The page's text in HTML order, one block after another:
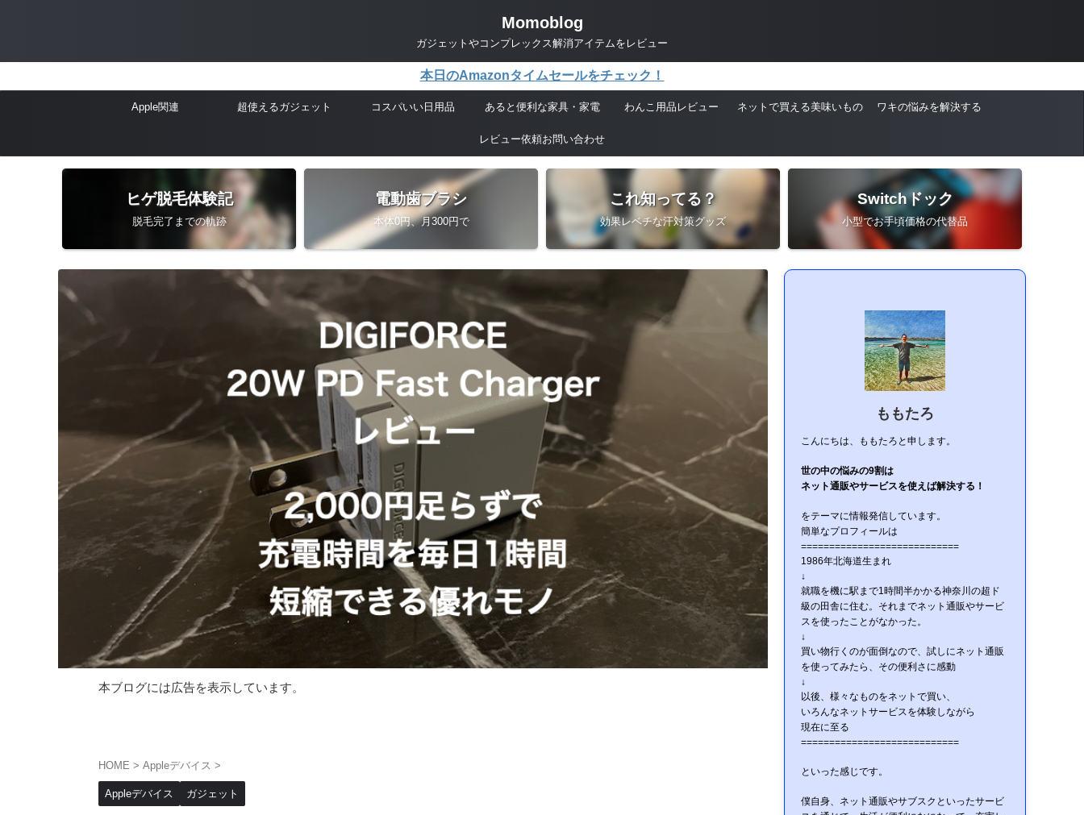
Momoblog
ガジェットやコンプレックス解消アイテムをレビュー
本日のAmazonタイムセールをチェック！
Apple関連 超使えるガジェット コスパいい日用品 あると便利な家具・家電 わんこ用品レビュー ネットで買える美味いもの ワキの悩みを解決する
レビュー依頼お問い合わせ
ヒゲ脱毛体験記
脱毛完了までの軌跡
電動歯ブラシ
本体0円、月300円で
これ知ってる？
効果レベチな汗対策グッズ
Switchドック
小型でお手頃価格の代替品
本ブログには広告を表示しています。
HOME > Appleデバイス >
Appleデバイス ガジェット
ももたろ
こんにちは、ももたろと申します。
世の中の悩みの9割は
ネット通販やサービスを使えば解決する！
をテーマに情報発信しています。
簡単なプロフィールは
============================
1986年北海道生まれ
↓
就職を機に駅まで1時間半かかる神奈川の超ド
級の田舎に住む。それまでネット通販やサービ
スを使ったことがなかった。
↓
買い物行くのが面倒なので、試しにネット通販
を使ってみたら、その便利さに感動
↓
以後、様々なものをネットで買い、
いろんなネットサービスを体験しながら
現在に至る
============================
といった感じです。
僕自身、ネット通販やサブスクといったサービ